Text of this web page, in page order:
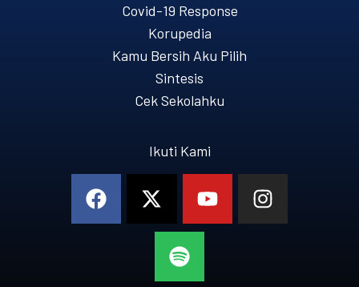
Covid-19 Response
Korupedia
Kamu Bersih Aku Pilih
Sintesis
Cek Sekolahku
Ikuti Kami